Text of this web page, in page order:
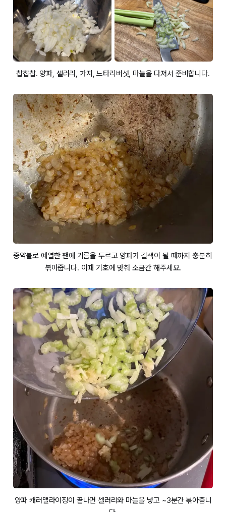
찹찹찹. 양파, 셀러리, 가지, 느타리버섯, 마늘을 다져서 준비합니다.
중약불로 예열한 팬에 기름을 두르고 양파가 갈색이 될 때까지 충분히
볶아줍니다. 이때 기호에 맞춰 소금간 해주세요.
양파 캐러맬라이징이 끝나면 셀러리와 마늘을 넣고 ~3분간 볶아줍니